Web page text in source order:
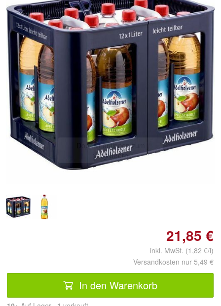
Doppelt antippen zum
vergrößern
21,85 €
inkl. MwSt. (1,82 €/l)
Versandkosten nur 5,49 €
In den Warenkorb